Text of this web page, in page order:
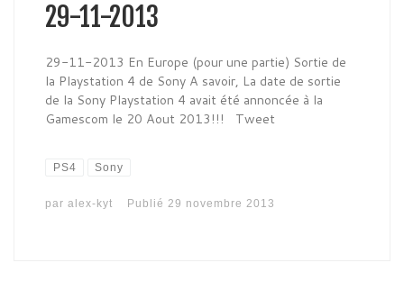
29-11-2013
29-11-2013 En Europe (pour une partie) Sortie de
la Playstation 4 de Sony A savoir, La date de sortie
de la Sony Playstation 4 avait été annoncée à la
Gamescom le 20 Aout 2013!!! Tweet
PS4 Sony
paralex-kyt Publié 29 novembre 2013